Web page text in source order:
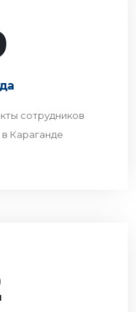
сотрудников
Караганде
Караганде